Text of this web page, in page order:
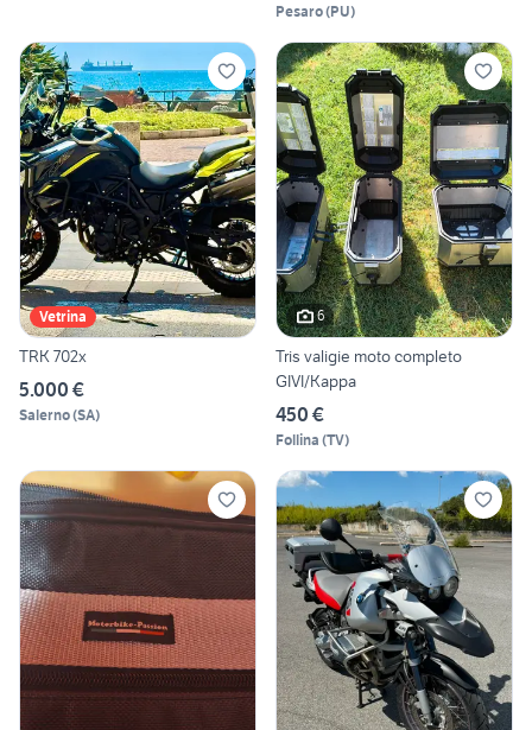
Pesaro(PU)
Vetrina
TRK 702x
5.000 €
Salerno(SA)
6
Tris valigie moto completo
GIVI/Kappa
450 €
Follina (TV)